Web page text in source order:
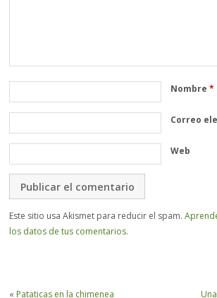
Nombre*
Correo
Web
Este sitio usa Akismet para reducir el spam.
los datos de tus comentarios.
« Pataticas en la chimenea